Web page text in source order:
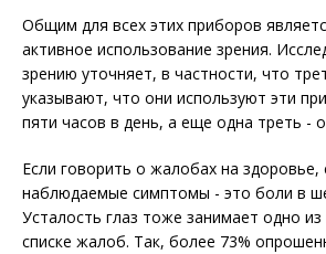
Общим для всех этих приборов
активное использование зрения.
зрению уточняет, в частности, что
указывают, что они используют эти
пяти часов в день, а еще одна треть -
Если говорить о жалобах на
наблюдаемые симптомы - это боли в
Усталость глаз тоже занимает одно
списке жалоб. Так, более 73%